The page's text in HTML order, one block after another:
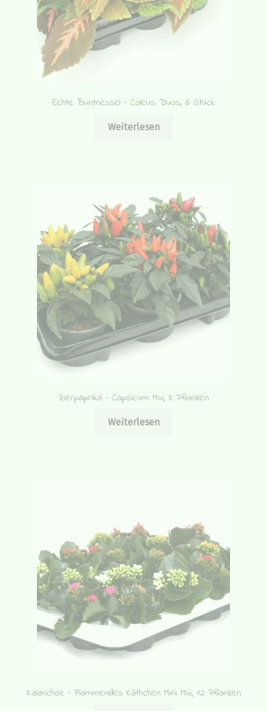
Echte Buntnessel – Coleus Duos, 6 Stück
Weiterlesen
Zierpaprika – Capsicum Mix, 8 Pflanzen
Weiterlesen
Kalanchoe – Flammendes Käthchen Mini Mix, 12 Pflanzen